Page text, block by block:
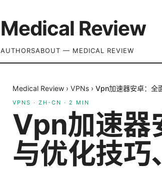
Medical Review
AUTHORSABOUT — MEDICAL REVIEW
Medical Review › VPNs › Vpn加速器安卓：全
VPNS · ZH-CN · 2 MIN
Vpn加速器
与优化技巧